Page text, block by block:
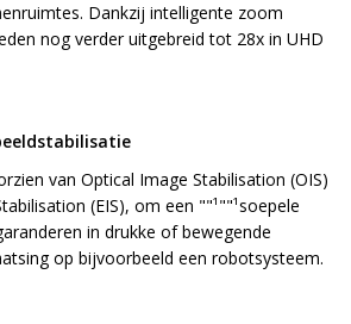
Dankzij intelligente zoom
nog verder uitgebreid tot 28x in UHD
van Optical Image Stabilisation (OIS)
(EIS), om een ""¹""¹soepele
in drukke of bewegende
op bijvoorbeeld een robotsysteem.